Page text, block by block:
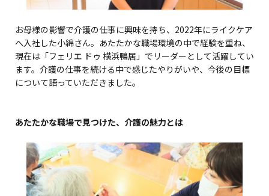
お母様の影響で介護の仕事に興味を持ち、2022年にライクケア
へ入社した小綿さん。あたたかな職場環境の中で経験を重ね、
現在は「フェリエ ドゥ 横浜鴨居」でリーダーとして活躍してい
ます。介護の仕事を続ける中で感じたやりがいや、今後の目標
について語っていただきました。
あたたかな職場で見つけた、介護の魅力とは